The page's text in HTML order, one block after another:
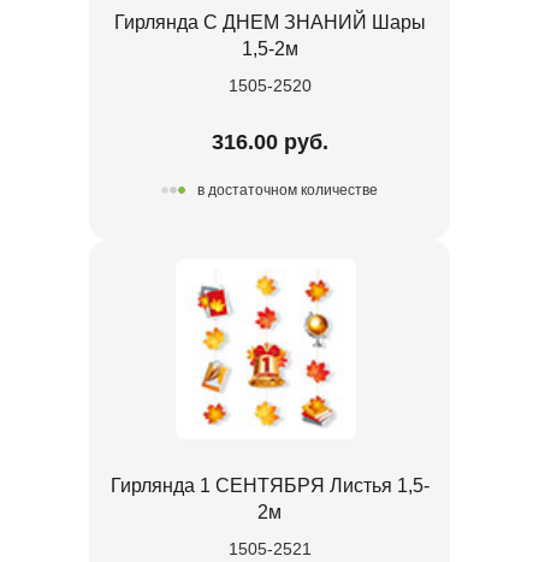
Гирлянда С ДНЕМ ЗНАНИЙ Шары
1,5-2м
1505-2520
316.00 руб.
в достаточном количестве
Гирлянда 1 СЕНТЯБРЯ Листья 1,5-
2м
1505-2521